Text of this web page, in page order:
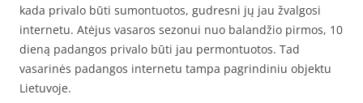
kada privalo būti sumontuotos, gudresni jų jau žvalgosi
internetu. Atėjus vasaros sezonui nuo balandžio pirmos, 10
dieną padangos privalo būti jau permontuotos. Tad
vasarinės padangos internetu tampa pagrindiniu objektu
Lietuvoje.